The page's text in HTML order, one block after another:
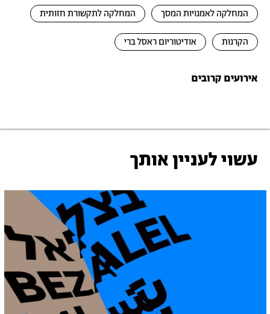
המחלקה לאמנויות המסך המחלקה לתקשורת חזותית
הקרנות אודיטוריום ראסל ברי
אירועים קרובים
עשוי לעניין אותך